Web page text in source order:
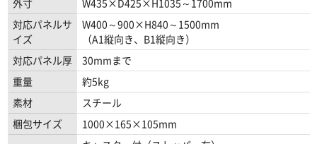
対応パネルサ
イズ
W400～900×H840～1500mm
（A1縦向き、B1縦向き）
対応パネル厚
30mmまで
重量
約5kg
素材
スチール
梱包サイズ
1000×165×105mm